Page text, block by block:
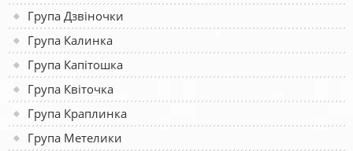
Група Дзвіночки
Група Калинка
Група Капітошка
Група Квіточка
Група Краплинка
Група Метелики